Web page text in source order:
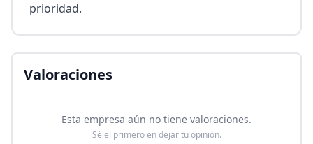
prioridad.
Valoraciones
Esta empresa aún no tiene valoraciones.
Sé el primero en dejar tu opinión.